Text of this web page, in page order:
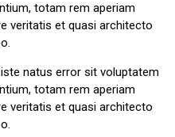
totam rem aperiam
veritatis et quasi architecto
natus error sit voluptatem
totam rem aperiam
veritatis et quasi architecto